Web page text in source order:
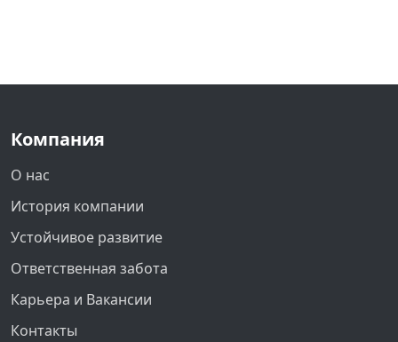
Компания
О нас
История компании
Устойчивое развитие
Ответственная забота
Карьера и Вакансии
Контакты